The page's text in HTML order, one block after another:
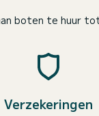
boten te huur
Verzekeringen